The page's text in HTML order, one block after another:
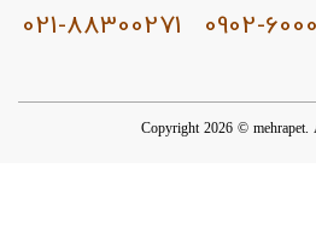
0902-
021-88300271
Copyright 2026 © mehrapet.